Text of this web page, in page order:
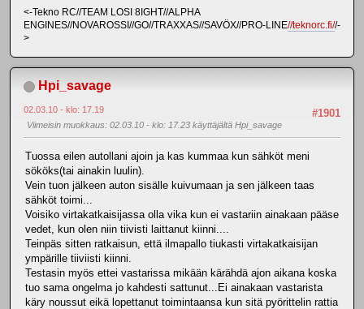
<-Tekno RC//TEAM LOSI 8IGHT//ALPHA
ENGINES//NOVAROSSI//GO//TRAXXAS//SAVÖX//PRO-LINE//teknorc.fi//-
>
Hpi_savage
#1901
02.03.10 - klo: 17.19
Viimeisin muokkaus: 02.03.10 - klo: 17.23 käyttäjältä Hpi_savage
Tuossa eilen autollani ajoin ja kas kummaa kun sähköt meni
sököks(tai ainakin luulin).
Vein tuon jälkeen auton sisälle kuivumaan ja sen jälkeen taas
sähköt toimi...
Voisiko virtakatkaisijassa olla vika kun ei vastariin ainakaan pääse
vedet, kun olen niin tiivisti laittanut kiinni....
Teinpäs sitten ratkaisun, että ilmapallo tiukasti virtakatkaisijan
ympärille tiiviisti kiinni.
Testasin myös ettei vastarissa mikään kärähdä ajon aikana koska
tuo sama ongelma jo kahdesti sattunut...Ei ainakaan vastarista
käry noussut eikä lopettanut toimintaansa kun sitä pyörittelin rattia